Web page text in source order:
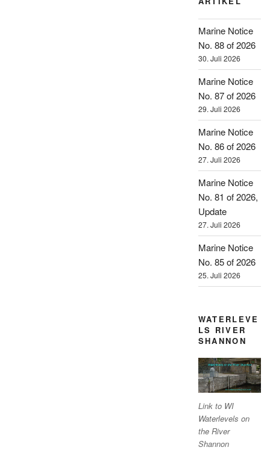
Marine Notice
No. 88 of 2026
30. Juli 2026
Marine Notice
No. 87 of 2026
29. Juli 2026
Marine Notice
No. 86 of 2026
27. Juli 2026
Marine Notice
No. 81 of 2026,
Update
27. Juli 2026
Marine Notice
No. 85 of 2026
25. Juli 2026
WATERLEVE
LS RIVER
SHANNON
Link to WI
Waterlevels on
the River
Shannon